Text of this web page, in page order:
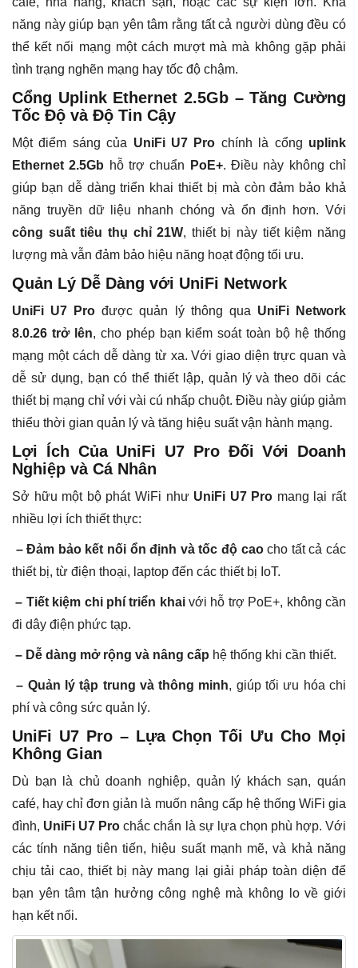
năng này giúp bạn yên tâm rằng tất cả người dùng đều có
thể kết nối mạng một cách mượt mà mà không gặp phải
tình trạng nghẽn mạng hay tốc độ chậm.
Cổng Uplink Ethernet 2.5Gb – Tăng Cường
Tốc Độ và Độ Tin Cậy
Một điểm sáng của UniFi U7 Pro chính là cổng uplink
Ethernet 2.5Gb hỗ trợ chuẩn PoE+. Điều này không chỉ
giúp bạn dễ dàng triển khai thiết bị mà còn đảm bảo khả
năng truyền dữ liệu nhanh chóng và ổn định hơn. Với
công suất tiêu thụ chỉ 21W, thiết bị này tiết kiệm năng
lượng mà vẫn đảm bảo hiệu năng hoạt động tối ưu.
Quản Lý Dễ Dàng với UniFi Network
UniFi U7 Pro được quản lý thông qua UniFi Network
8.0.26 trở lên, cho phép bạn kiểm soát toàn bộ hệ thống
mạng một cách dễ dàng từ xa. Với giao diện trực quan và
dễ sử dụng, bạn có thể thiết lập, quản lý và theo dõi các
thiết bị mạng chỉ với vài cú nhấp chuột. Điều này giúp giảm
thiểu thời gian quản lý và tăng hiệu suất vận hành mạng.
Lợi Ích Của UniFi U7 Pro Đối Với Doanh
Nghiệp và Cá Nhân
Sở hữu một bộ phát WiFi như UniFi U7 Pro mang lại rất
nhiều lợi ích thiết thực:
– Đảm bảo kết nối ổn định và tốc độ caocho tất cả các
thiết bị, từ điện thoại, laptop đến các thiết bị IoT.
– Tiết kiệm chi phí triển khaivới hỗ trợ PoE+, không cần
đi dây điện phức tạp.
– Dễ dàng mở rộng và nâng cấp hệ thống khi cần thiết.
– Quản lý tập trung và thông minh, giúp tối ưu hóa chi
phí và công sức quản lý.
UniFi U7 Pro – Lựa Chọn Tối Ưu Cho Mọi
Không Gian
Dù bạn là chủ doanh nghiệp, quản lý khách sạn, quán
café, hay chỉ đơn giản là muốn nâng cấp hệ thống WiFi gia
đình, UniFi U7 Pro chắc chắn là sự lựa chọn phù hợp. Với
các tính năng tiên tiến, hiệu suất mạnh mẽ, và khả năng
chịu tải cao, thiết bị này mang lại giải pháp toàn diện để
bạn yên tâm tận hưởng công nghệ mà không lo về giới
hạn kết nối.